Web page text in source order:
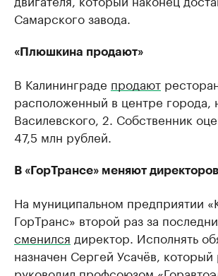
Самарского завода.
«Плюшкина продают»
В Калининграде продают
расположенный в центре города,
Василевского, 2. Собственник
47,5 млн рублей.
В «ГорТрансе» меняют директоров
На муниципальном предприятии
ГорТранс» второй раз за
сменился директор. Исполнять
назначен Сергей Усачёв, который
руководил профсоюзом